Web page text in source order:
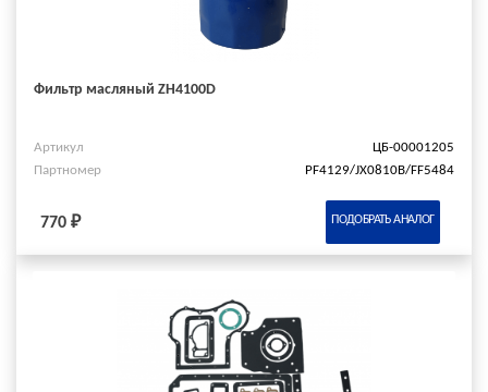
Фильтр масляный ZH4100D
Артикул
ЦБ-00001205
Партномер
PF4129/JX0810B/FF5484
770 ₽ ПОДОБРАТЬ АНАЛОГ